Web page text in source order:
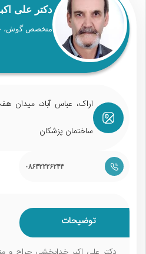
دکتر علی
متخصص گوش،
اراک، عباس آباد، میدان
ساختمان پزشکان
۰۸۶۳۲۲۲۶۲۴۴
توضیحات